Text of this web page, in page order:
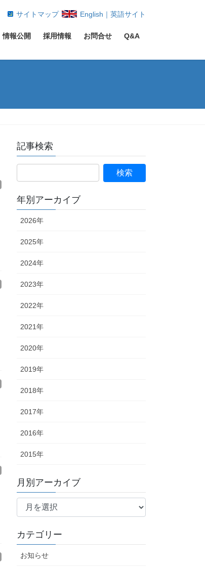
サイトマップ English｜英語サイト
情報公開 採用情報 お問合せ Q&A
記事検索
年別アーカイブ
2026年
2025年
2024年
2023年
2022年
2021年
2020年
2019年
2018年
2017年
2016年
2015年
月別アーカイブ
月
ー
カ
イ
カテゴリー
お知らせ